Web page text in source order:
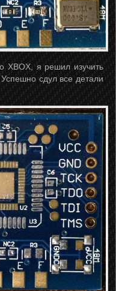
я решил изучить
сдул все детали